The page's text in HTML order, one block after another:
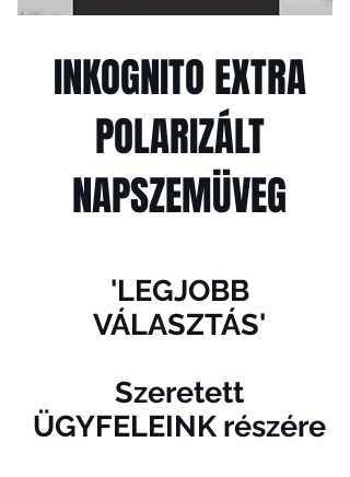
INKOGNITO EXTRA
POLARIZÁLT
NAPSZEMÜVEG
'LEGJOBB
VÁLASZTÁS'
Szeretett
ÜGYFELEINK részére